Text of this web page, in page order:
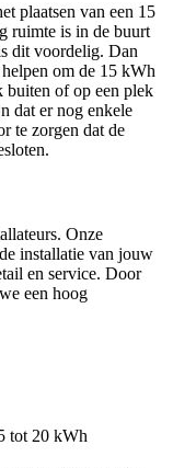
plaatsen van een 15
ruimte is in de buurt
dit voordelig. Dan
om de 15 kWh
buiten of op een plek
dat er nog enkele
te zorgen dat de
Onze
installatie van jouw
en service. Door
een hoog
tot 20 kWh